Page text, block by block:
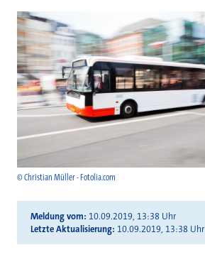
© Christian Müller - Fotolia.com
Meldung vom 10.09.2019, 13:38 Uhr
Letzte Aktualisierung 10.09.2019, 13:38 Uhr